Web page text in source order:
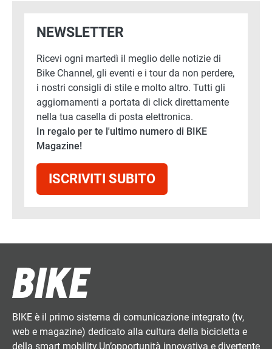
NEWSLETTER
Ricevi ogni martedì il meglio delle notizie di
Bike Channel, gli eventi e i tour da non perdere,
i nostri consigli di stile e molto altro. Tutti gli
aggiornamenti a portata di click direttamente
nella tua casella di posta elettronica.
In regalo per te l'ultimo numero di BIKE
Magazine!
ISCRIVITI SUBITO
BIKE è il primo sistema di comunicazione integrato (tv,
web e magazine) dedicato alla cultura della bicicletta e
della smart mobility.Un’opportunità innovativa e divertente